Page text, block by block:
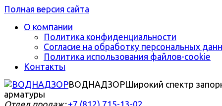
Полная версия сайта
О компании
Политика конфиденциальности
Согласие на обработку персональных
Политика использования файлов-cookie
Контакты
ВОДНАДЗОРШирокий спектр
арматуры
Отдел продаж: +7 (812) 715-13-02